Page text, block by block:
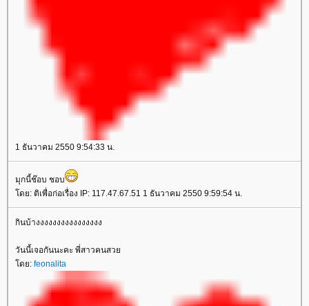
1 ธันวาคม 2550 9:54:33 น.
มุกนี้ช๊อบ ชอบ
ดย: ติเพื่อก่อเรื่อง IP: 117.47.67.51 1 ธันวาคม 2550 9:59:54 น.
กินบ้างงงงงงงงงงงงงงงง
วันนี้เจอกันนะคะ พี่สาวคนสว
ดย: feonalita